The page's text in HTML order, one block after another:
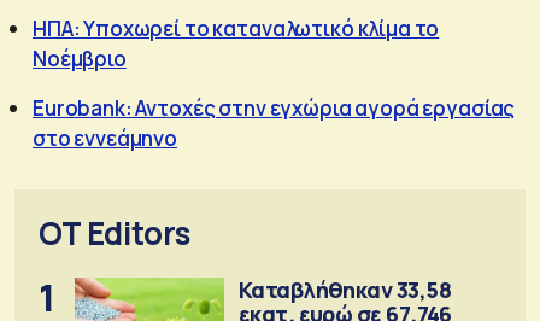
ΗΠΑ: Υποχωρεί το καταναλωτικό κλίμα το
Νοέμβριο
Eurobank: Αντοχές στην εγχώρια αγορά εργασίας
στο εννεάμηνο
OT Editors
1
Καταβλήθηκαν 33,58
εκατ. ευρώ σε 67.746